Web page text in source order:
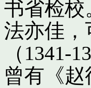
书省检校
法亦佳，
（1341-
曾有《